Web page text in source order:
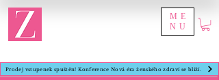
ME
NU
Prodej vstupenek spuštěn! Konference Nová éra ženského zdraví se blíží.